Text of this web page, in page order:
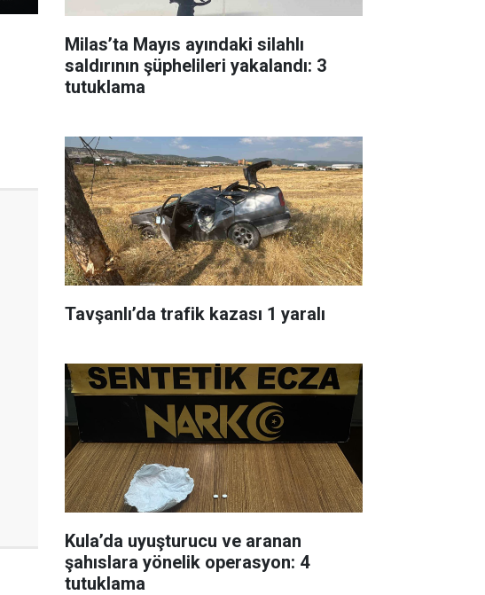
Milas’ta Mayıs ayındaki silahlı
saldırının şüphelileri yakalandı: 3
tutuklama
Tavşanlı’da trafik kazası 1 yaralı
Kula’da uyuşturucu ve aranan
şahıslara yönelik operasyon: 4
tutuklama